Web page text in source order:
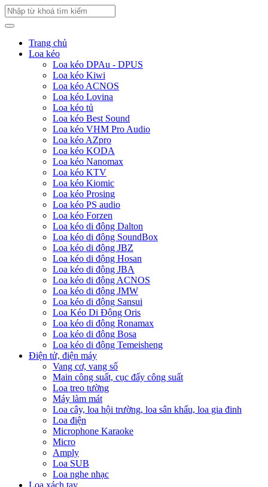
Trang chủ
Loa kéo
Loa kéo DPAu - DPUS
Loa kéo Kiwi
Loa kéo ACNOS
Loa kéo Lovina
Loa kéo tủ
Loa kéo Best Sound
Loa kéo VHM Pro Audio
Loa kéo AZpro
Loa kéo KODA
Loa kéo Nanomax
Loa kéo KTV
Loa kéo Kiomic
Loa kéo Prosing
Loa kéo PS audio
Loa kéo Forzen
Loa kéo di động Dalton
Loa kéo di động SoundBox
Loa kéo di động JBZ
Loa kéo di động Hosan
Loa kéo di động JBA
Loa kéo di động ACNOS
Loa kéo di động JMW
Loa kéo di động Sansui
Loa Kéo Di Động Oris
Loa kéo di động Ronamax
Loa kéo di động Bosa
Loa kéo di động Temeisheng
Điện tử, điện máy
Vang cơ, vang số
Main công suất, cục đẩy công suất
Loa treo tường
Máy làm mát
Loa cây, loa hội trường, loa sân khấu, loa gia đinh
Loa điện
Microphone Karaoke
Micro
Amply
Loa SUB
Loa nghe nhạc
Loa xách tay